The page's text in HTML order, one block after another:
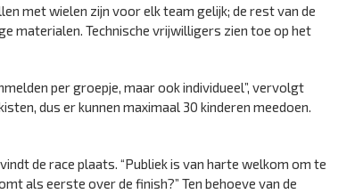
met wielen zijn voor elk team gelijk; de rest van de
materialen. Technische vrijwilligers zien toe op het
per groepje, maar ook individueel”, vervolgt
dus er kunnen maximaal 30 kinderen meedoen.
de race plaats. “Publiek is van harte welkom om te
als eerste over de finish?” Ten behoeve van de